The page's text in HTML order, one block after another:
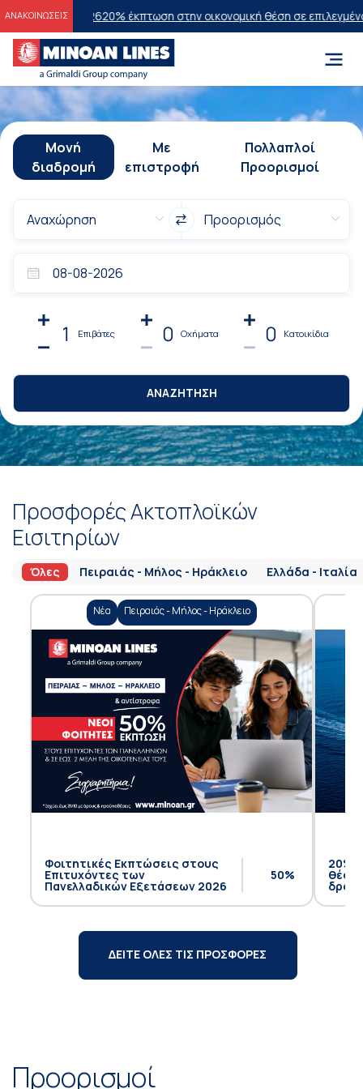
ΑΝΑΚΟΙΝΩΣΕΙΣ
202620% έκπτωση στην οικονομική θέση σε επιλεγμένα
Μονή
διαδρομή
Με
επιστροφή
Πολλαπλοί
Προορισμοί
1 Επιβάτες 0 Οχήματα 0 Κατοικίδια
ΑΝΑΖΗΤΗΣΗ
Προσφορές Ακτοπλοϊκών
Εισιτηρίων
Όλες Πειραιάς - Μήλος - Ηράκλειο Ελλάδα - Ιταλία
Νέα Πειραιάς - Μήλος - Ηράκλειο
Φοιτητικές Εκπτώσεις στους
Επιτυχόντες των
Πανελλαδικών Εξετάσεων 2026
50%
20%
θέση
ΔΕΙΤΕ ΟΛΕΣ ΤΙΣ ΠΡΟΣΦΟΡΕΣ
Προορισμοί